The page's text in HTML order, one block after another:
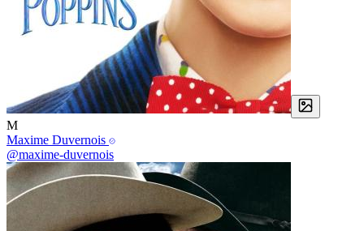
M
Maxime Duvernois
@maxime-duvernois